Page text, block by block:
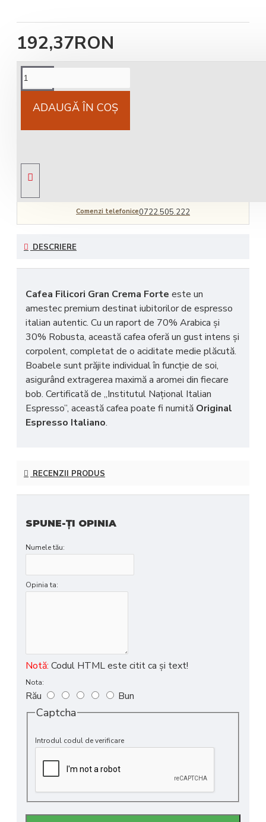
192,37RON
ADAUGĂ ÎN COŞ
Cost livrareNational 25Lei locker 25 lei
Comenzi telefonice0722.505.222
DESCRIERE
Cafea Filicori Gran Crema Forte este un
amestec premium destinat iubitorilor de espresso
italian autentic. Cu un raport de 70% Arabica și
30% Robusta, această cafea oferă un gust intens și
corpolent, completat de o aciditate medie plăcută.
Boabele sunt prăjite individual în funcție de soi,
asigurând extragerea maximă a aromei din fiecare
bob. Certificată de „Institutul Național Italian
Espresso”, această cafea poate fi numită Original
Espresso Italiano.
RECENZII PRODUS
SPUNE-ŢI OPINIA
Numele tău:
Opinia ta:
Notă: Codul HTML este citit ca şi text!
Nota:
Rău Bun
Captcha
Introdul codul de verificare